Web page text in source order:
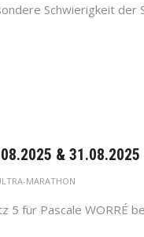
Schwierigkeit der
& 31.08.2025
MARATHON
5 für Pascale WORRÉ